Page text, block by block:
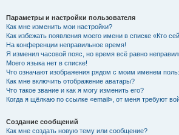
Параметры и настройки пользователя
Как мне изменить мои настройки?
Как избежать появления моего имени в списке «Кто
На конференции неправильное время!
Я изменил часовой пояс, но время всё равно
Моего языка нет в списке!
Что означают изображения рядом с моим именем
Как мне включить отображение аватары?
Что такое звание и как я могу изменить его?
Когда я щёлкаю по ссылке «email», от меня требуют
Создание сообщений
Как мне создать новую тему или сообщение?